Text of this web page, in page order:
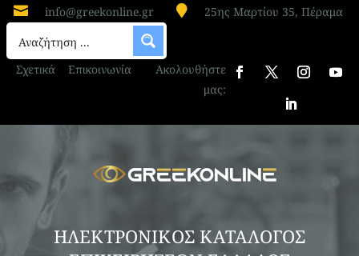
 info@greekonline.gr  25ης Μαρτίου 35, Πέραμα
Σχετικά Επικοινωνία
Ακολουθήστε
μας:
ΗΛΕΚΤΡΟΝΙΚΟΣ ΚΑΤΑΛΟΓΟΣ